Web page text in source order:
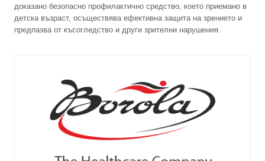
доказано безопасно профилактично средство, което приемано в
детска възраст, осъществява ефективна защита на зрението и
предпазва от късогледство и други зрителни нарушения.